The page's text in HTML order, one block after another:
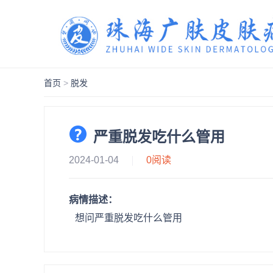
首页 > 脱发
严重脱发吃什么管用
2024-01-04 0阅读
病情描述：
想问严重脱发吃什么管用